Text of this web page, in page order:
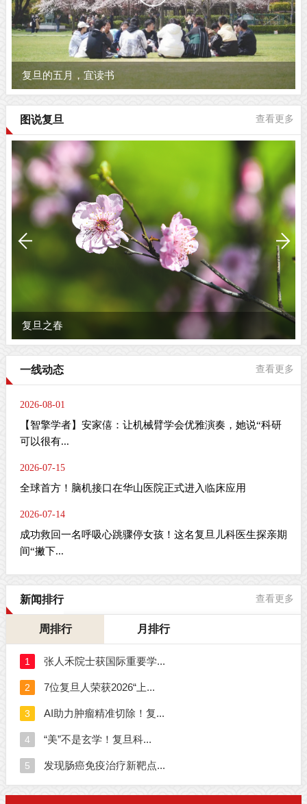
复旦的五月，宜读书
图说复旦 查看更多
复旦之春
一线动态 查看更多
2026-08-01
【智擎学者】安家僖：让机械臂学会优雅演奏，她说“科研
可以很有...
2026-07-15
全球首方！脑机接口在华山医院正式进入临床应用
2026-07-14
成功救回一名呼吸心跳骤停女孩！这名复旦儿科医生探亲期
间“撇下...
新闻排行 查看更多
周排行 月排行